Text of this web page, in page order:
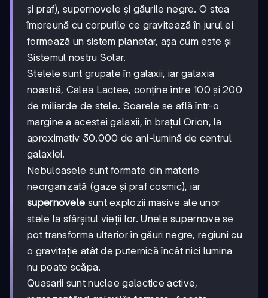
și praf), supernovele și găurile negre. O stea
împreună cu corpurile ce gravitează în jurul ei
formează un sistem planetar, așa cum este și
Sistemul nostru Solar.
Stelele sunt grupate în galaxii, iar galaxia
noastră, Calea Lactee, conține între 100 și 200
de miliarde de stele. Soarele se află într-o
margine a acestei galaxii, în brațul Orion, la
aproximativ 30.000 de ani-lumină de centrul
galaxiei.
Nebuloasele sunt formate din materie
neorganizată (gaze și praf cosmic), iar
supernovele sunt explozii masive ale unor
stele la sfârșitul vieții lor. Unele supernove se
pot transforma ulterior în găuri negre, regiuni cu
o gravitație atât de puternică încât nici lumina
nu poate scăpa.
Quasarii sunt nuclee galactice active,